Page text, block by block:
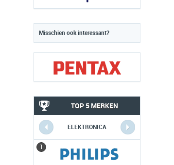
Misschien ook interessant?
TOP 5 MERKEN
ELEKTRONICA
1